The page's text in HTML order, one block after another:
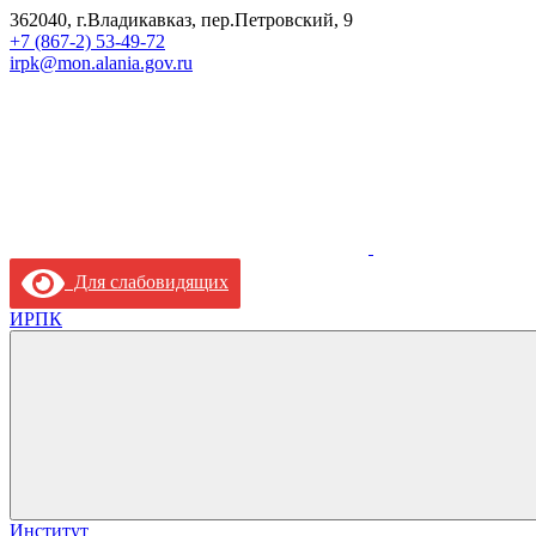
362040, г.Владикавказ, пер.Петровский, 9
+7 (867-2) 53-49-72
irpk@mon.alania.gov.ru
Для слабовидящих
ИРПК
Институт